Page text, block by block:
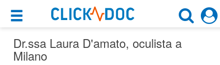
×
Motore di ricerca
×
Cosa possiamo offrirti
Dr.ssa Laura D'amato, oculista a
Milano